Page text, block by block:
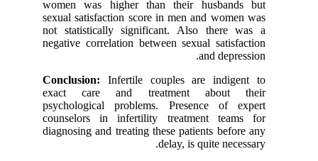
women was higher than their husbands but
sexual satisfaction score in men and women was
not statistically significant. Also there was a
negative correlation between sexual satisfaction
and depression.
Conclusion:Infertile couples are indigent to
exact care and treatment about their
psychological problems. Presence of expert
counselors in infertility treatment teams for
diagnosing and treating these patients before any
delay, is quite necessary.